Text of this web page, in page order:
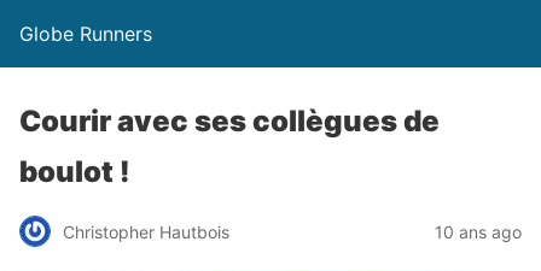
Globe Runners
Courir avec ses collègues de
boulot !
Christopher Hautbois 10 ans ago